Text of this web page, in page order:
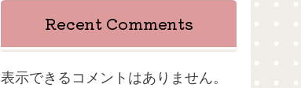
Recent Comments
表示できるコメントはありません。